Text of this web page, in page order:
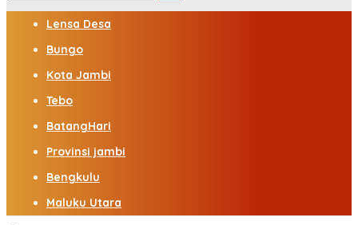
Lensa Desa
Bungo
Kota Jambi
Tebo
BatangHari
Provinsi jambi
Bengkulu
Maluku Utara